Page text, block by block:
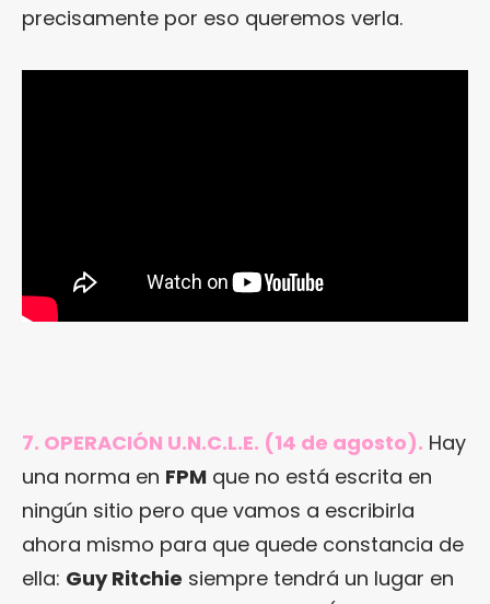
precisamente por eso queremos verla.
7. OPERACIÓN U.N.C.L.E. (14 de agosto). Hay
una norma en FPM que no está escrita en
ningún sitio pero que vamos a escribirla
ahora mismo para que quede constancia de
ella: Guy Ritchie siempre tendrá un lugar en